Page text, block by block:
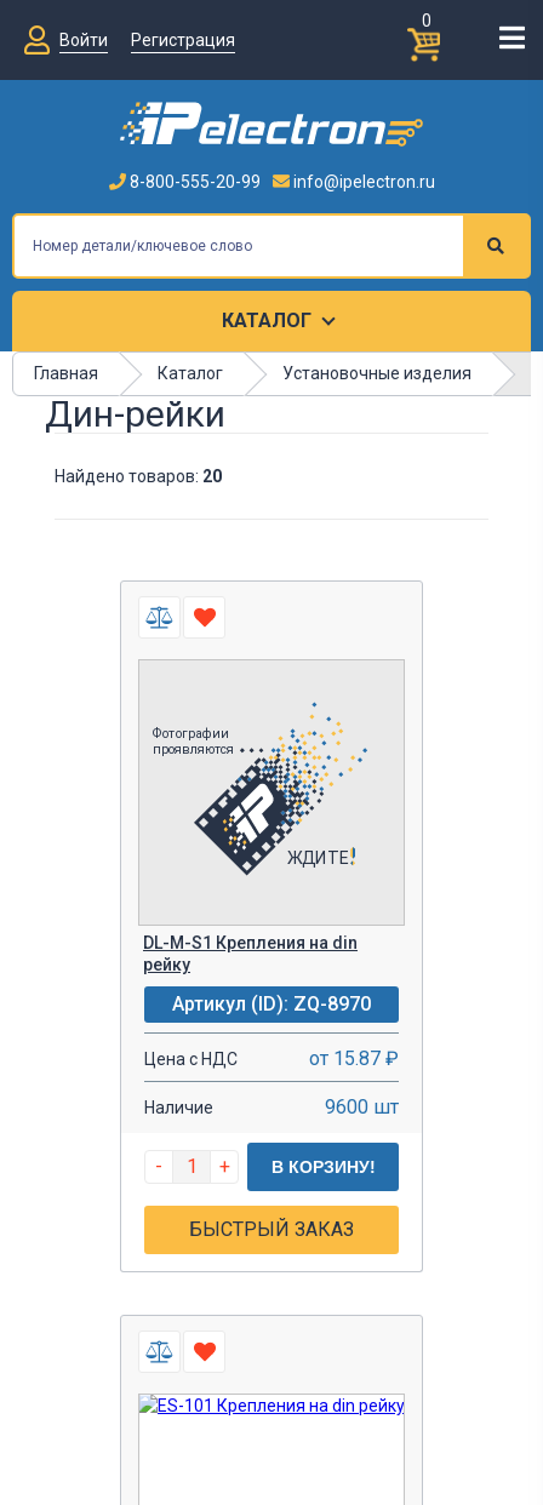
0
Войти
Регистрация
8-800-555-20-99 info@ipelectron.ru
КАТАЛОГ
Главная Каталог Установочные изделия
Дин-рейки
Найдено товаров: 20
DL-M-S1 Крепления на din
рейку
Артикул (ID): ZQ-8970
Цена с НДС от 15.87 ₽
Наличие 9600 шт
- + В КОРЗИНУ!
БЫСТРЫЙ ЗАКАЗ